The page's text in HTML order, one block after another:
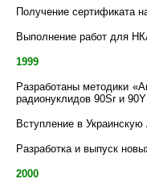
Получение сертификата
Выполнение работ для
1999
Разработаны методики
радионуклидов 90Sr и
Вступление в
Разработка и выпуск
2000